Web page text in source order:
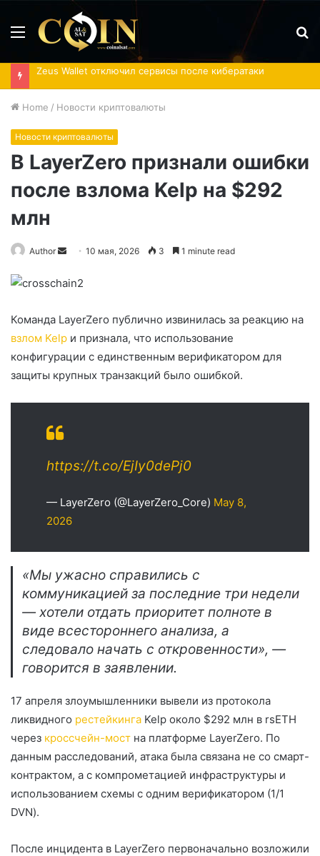
Menu
Zeus Wallet отключил сервисы после кибератаки
Home / Новости криптовалюты
Новости криптовалюты
В LayerZero признали ошибки
после взлома Kelp на $292
млн
Author
Send
email
10 мая, 2026 3 1 minute read
Команда LayerZero публично извинилась за реакцию на
взлом Kelp и признала, что использование
конфигурации с единственным верификатором для
защиты крупных транзакций было ошибкой.
https://t.co/EjIy0dePj0
— LayerZero (@LayerZero_Core) May 8,
2026
«Мы ужасно справились с
коммуникацией за последние три недели
— хотели отдать приоритет полноте в
виде всестороннего анализа, а
следовало начать с откровенности», —
говорится в заявлении.
17 апреля злоумышленники вывели из протокола
ликвидного рестейкинга Kelp около $292 млн в rsETH
через кроссчейн-мост на платформе LayerZero. По
данным расследований, атака была связана не со смарт-
контрактом, а с компрометацией инфраструктуры и
использованием схемы с одним верификатором (1/1
DVN).
После инцидента в LayerZero первоначально возложили